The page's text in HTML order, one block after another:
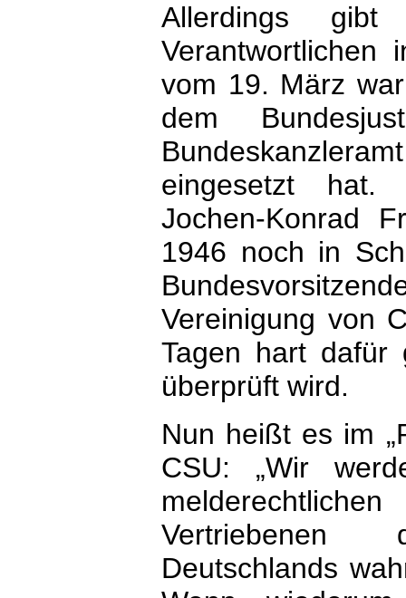
Allerdings
vom 19. März
dem
eingesetzt hat.
Jochen-Konrad
1946 noch in
Vereinigung von
Tagen hart dafür
überprüft wird.
Nun heißt es im
CSU: „Wir
Vertriebenen
Deutschlands